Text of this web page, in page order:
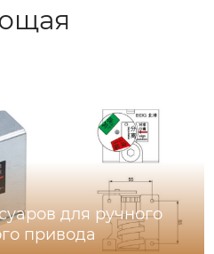
для ручного
привода